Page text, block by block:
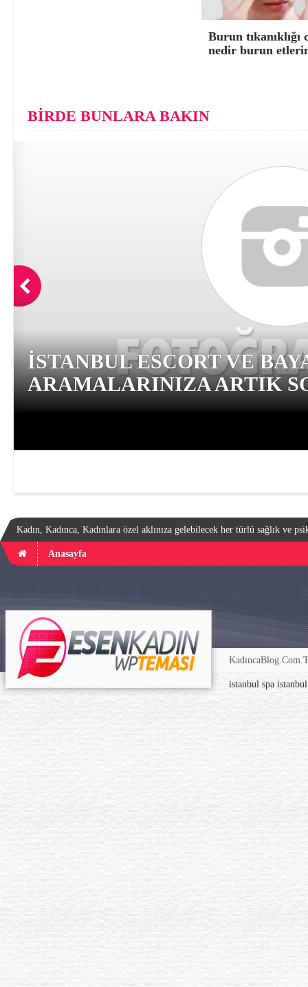
Burun tıkanıklığı
nedir burun
BİRDE BUNLARA BAKIN
İSTANBUL ESCORT VE
ARAMALARINIZA ARTIK
Kadın, Kadınca, Kadınlara özel aklınıza gelebilecek her türlü sağlık ve
Anasayfa
istanbul spa